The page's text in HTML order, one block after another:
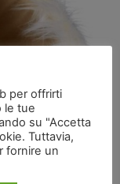
per offrirti
le tue
su "Accetta
Tuttavia,
fornire un